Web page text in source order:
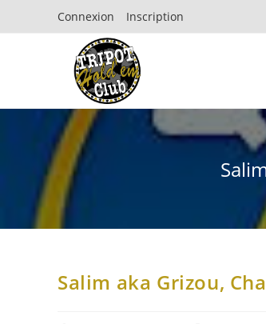
Connexion Inscription
Salim aka Grizou,